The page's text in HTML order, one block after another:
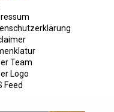
Team
Logo
Feed